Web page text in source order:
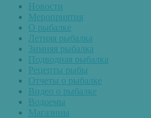
Новости
Мероприятия
О рыбалке
Летняя рыбалка
Зимняя рыбалка
Подводная рыбалка
Рецепты рыбы
Отчеты о рыбалке
Видео о рыбалке
Водоемы
Магазины